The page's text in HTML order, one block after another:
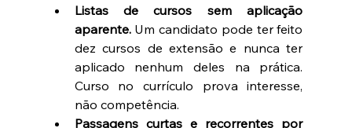
Listas de cursos sem aplicação
aparente. Um candidato pode ter feito
dez cursos de extensão e nunca ter
aplicado nenhum deles na prática.
Curso no currículo prova interesse,
não competência.
Passagens curtas e recorrentes por